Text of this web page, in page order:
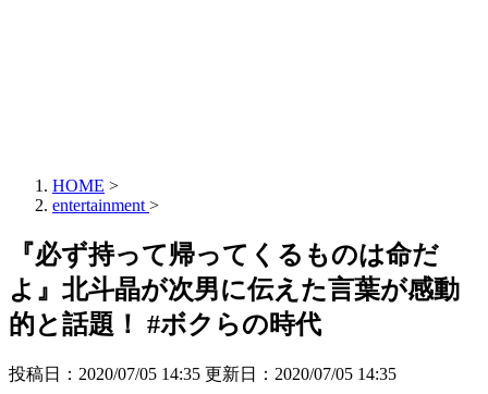
HOME >
entertainment >
『必ず持って帰ってくるものは命だ
よ』北斗晶が次男に伝えた言葉が感動
的と話題！ #ボクらの時代
投稿日：2020/07/05 14:35 更新日： 2020/07/05 14:35